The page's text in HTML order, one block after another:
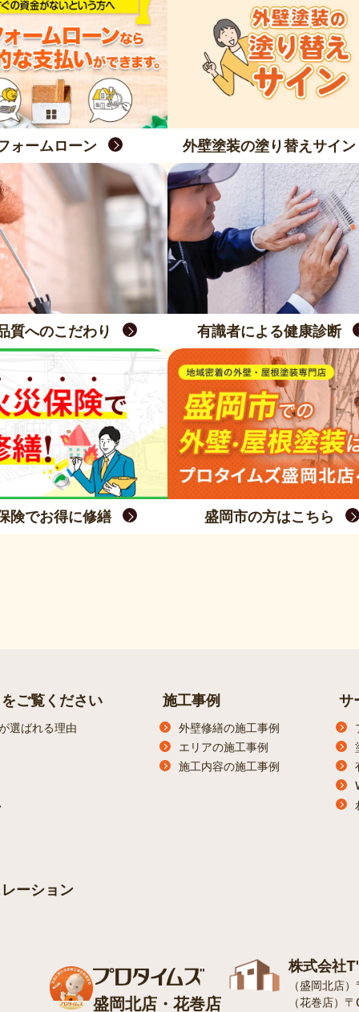
ォームローン 外壁塗装の塗り替えサイン
質へのこだわり 有識者による健康診断
険でお得に修繕 盛岡市の方はこちら
ご覧ください
選ばれる理由
ーション
施工事例
外壁修繕の施工事例
エリアの施工事例
施工内容の施工事例
サ
盛岡北店・花巻店
株式会社
（盛岡北店
（花巻店）